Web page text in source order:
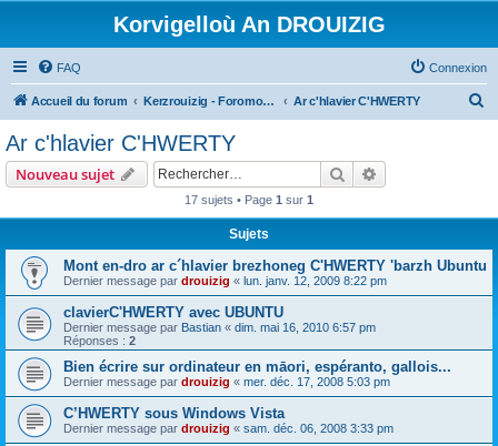
Korvigelloù An DROUIZIG
FAQ Connexion
Accueil du forum Kerzrouizig - Foromoù An Drouizig Ar c'hlavier C'HWERTY
Ar c'hlavier C'HWERTY
Nouveau sujet Rechercher
17 sujets • Page 1 sur 1
Sujets
Mont en-dro ar c´hlavier brezhoneg C'HWERTY 'barzh Ubuntu
Dernier message par drouizig « lun. janv. 12, 2009 8:22 pm
clavierC'HWERTY avec UBUNTU
Dernier message par Bastian « dim. mai 16, 2010 6:57 pm
Réponses : 2
Bien écrire sur ordinateur en māori, espéranto, gallois...
Dernier message par drouizig « mer. déc. 17, 2008 5:03 pm
C’HWERTY sous Windows Vista
Dernier message par drouizig « sam. déc. 06, 2008 3:33 pm